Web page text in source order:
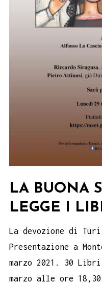
LA BUONA
LEGGE I
La devozione di
Presentazione a
marzo 2021. 30
marzo alle ore